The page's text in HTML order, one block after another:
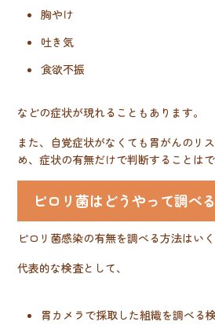
胸やけ
吐き気
食欲不振
などの症状が現れることもあります。
また、自覚症状がなくても胃がんのリ
め、症状の有無だけで判断することはで
ピロリ菌はどうやって調べ
ピロリ菌感染の有無を調べる方法はいく
代表的な検査として、
胃カメラで採取した組織を調べる